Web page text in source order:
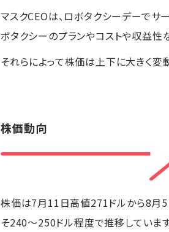
マスクCEOは、ロボタクシーデーでサ
ボタクシーのプランやコストや収益性
それらによって株価は上下に大きく変
株価動向
株価は7月11日高値271ドルから8月
そ240～250ドル程度で推移していま